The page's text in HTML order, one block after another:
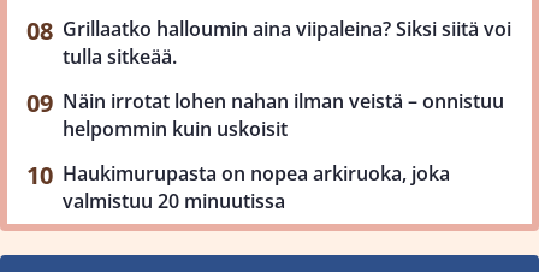
Grillaatko halloumin aina viipaleina? Siksi siitä voi
tulla sitkeää.
Näin irrotat lohen nahan ilman veistä – onnistuu
helpommin kuin uskoisit
Haukimurupasta on nopea arkiruoka, joka
valmistuu 20 minuutissa